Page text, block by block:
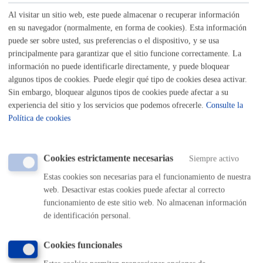
60 € por curso
Antes del comienzo del curso es necesario abonar el coste
de la matrícula.
Pasos del procedimiento
Registro de la solicitud
Confirmación de plaza
Responsable de la tramitación
Departamento:Servicio de Euskera
Normativa
Al visitar un sitio web, este puede almacenar o recuperar información
en su navegador (normalmente, en forma de cookies). Esta información
puede ser sobre usted, sus preferencias o el dispositivo, y se usa
principalmente para garantizar que el sitio funcione correctamente. La
información no puede identificarle directamente, y puede bloquear
algunos tipos de cookies. Puede elegir qué tipo de cookies desea activar.
Sin embargo, bloquear algunos tipos de cookies puede afectar a su
experiencia del sitio y los servicios que podemos ofrecerle. Consulte la
Política de cookies
Cookies estrictamente necesarias Siempre activo
Estas cookies son necesarias para el funcionamiento de nuestra
web. Desactivar estas cookies puede afectar al correcto
funcionamiento de este sitio web. No almacenan información
de identificación personal.
Cookies funcionales